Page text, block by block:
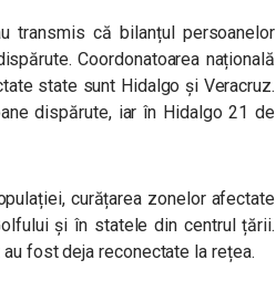
transmis că bilanțul persoanelor
Coordonatoarea națională
state sunt Hidalgo și Veracruz.
dispărute, iar în Hidalgo 21 de
curățarea zonelor afectate
și în statele din centrul țării.
fost deja reconectate la rețea.